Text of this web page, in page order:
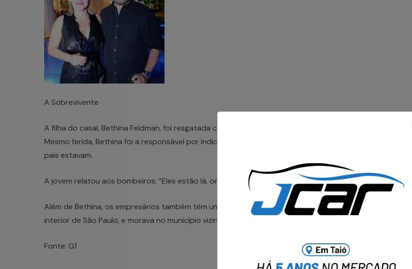
A Sobrevivente
A filha do casal, Bethina Feldman, foi resgatada com vida e completou 12 anos nesta sexta-feira (17).
Mesmo ferida, Bethina foi a responsável por indicar aos socorristas a localização dos destroços onde os
pais estavam.
A jovem relatou aos bombeiros: “Eles estão lá, onde a luz está acesa.”
Além de Bethina, os empresários também têm um casal de gêmeos de 9 anos. A família é de Americana,
interior de São Paulo, e morava no município vizinho de Nova Odessa.
Fonte: G1